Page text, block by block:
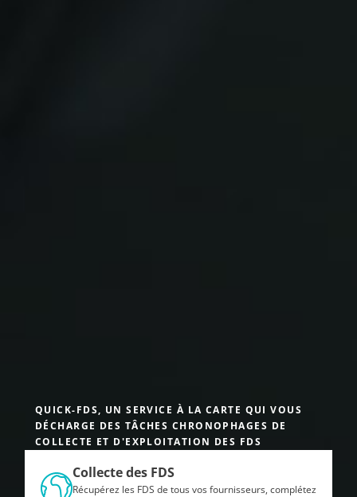
QUICK-FDS, UN SERVICE À LA CARTE QUI VOUS
DÉCHARGE DES TÂCHES CHRONOPHAGES DE
COLLECTE ET D'EXPLOITATION DES FDS
Collecte des FDS
Récupérez les FDS de tous vos fournisseurs, complétez